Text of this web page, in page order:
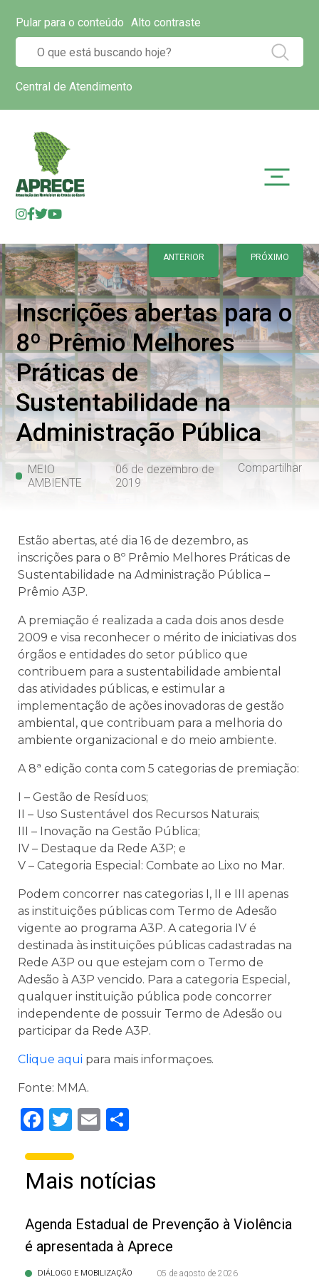
Pular para o conteúdo Alto contraste
Central de Atendimento
ANTERIOR PRÓXIMO
Inscrições abertas para o
8º Prêmio Melhores
Práticas de
Sustentabilidade na
Administração Pública
MEIO
AMBIENTE
06 de dezembro de
2019
Compartilhar
Estão abertas, até dia 16 de dezembro, as
inscrições para o 8º Prêmio Melhores Práticas de
Sustentabilidade na Administração Pública –
Prêmio A3P.
A premiação é realizada a cada dois anos desde
2009 e visa reconhecer o mérito de iniciativas dos
órgãos e entidades do setor público que
contribuem para a sustentabilidade ambiental
das atividades públicas, e estimular a
implementação de ações inovadoras de gestão
ambiental, que contribuam para a melhoria do
ambiente organizacional e do meio ambiente.
A 8ª edição conta com 5 categorias de premiação:
I – Gestão de Resíduos;
II – Uso Sustentável dos Recursos Naturais;
III – Inovação na Gestão Pública;
IV – Destaque da Rede A3P; e
V – Categoria Especial: Combate ao Lixo no Mar.
Podem concorrer nas categorias I, II e III apenas
as instituições públicas com Termo de Adesão
vigente ao programa A3P. A categoria IV é
destinada às instituições públicas cadastradas na
Rede A3P ou que estejam com o Termo de
Adesão à A3P vencido. Para a categoria Especial,
qualquer instituição pública pode concorrer
independente de possuir Termo de Adesão ou
participar da Rede A3P.
Clique aqui para mais informaçoes.
Fonte: MMA.
Facebook
Twitter
Email
Mais notícias
Agenda Estadual de Prevenção à Violência
é apresentada à Aprece
DIÁLOGO E MOBILIZAÇÃO 05 de agosto de 2026